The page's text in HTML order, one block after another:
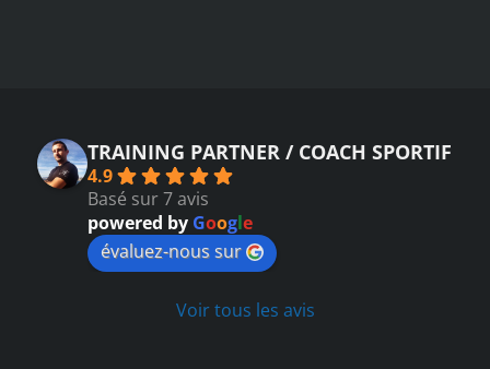
TRAINING PARTNER / COACH SPORTIF
4.9
Basé sur 7 avis
powered by Google
évaluez-nous sur
Voir tous les avis